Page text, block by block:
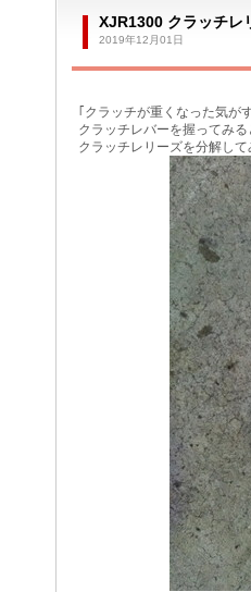
XJR1300 クラッチレ
2019年12月01日
｢クラッチが重くなった気が
クラッチレバーを握ってみ
クラッチレリーズを分解し